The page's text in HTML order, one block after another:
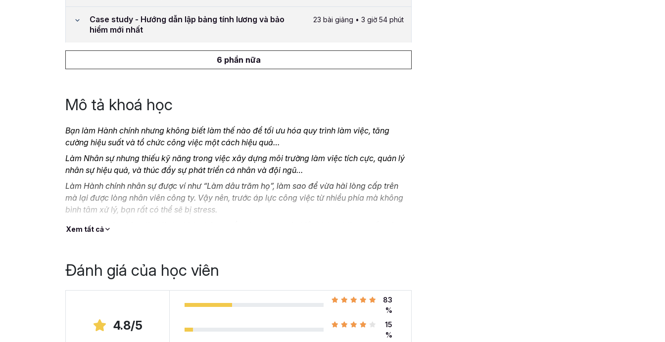
Case study - Hướng dẫn lập bảng tính lương và bảo
hiểm mới nhất
23 bài giảng • 3 giờ 54 phút
6 phần nữa
Mô tả khoá học
Bạn làm Hành chính nhưng không biết làm thế nào để tối ưu hóa quy trình làm việc, tăng
cường hiệu suất và tổ chức công việc một cách hiệu quả…
Làm Nhân sự nhưng thiếu kỹ năng trong việc xây dựng môi trường làm việc tích cực, quản lý
nhân sự hiệu quả, và thúc đẩy sự phát triển cá nhân và đội ngũ…
Làm Hành chính nhân sự được ví như “Làm dâu trăm họ”, làm sao để vừa hài lòng cấp trên
mà lại được lòng nhân viên công ty. Vậy nên, trước áp lực công việc từ nhiều phía mà không
bình tâm xử lý, bạn rất có thể sẽ bị stress.
Nếu bạn là một nhân viên Hành chính nhân sự tổng hợp chưa có nhiều kinh nghiệm, muốn nâng
Tại sao bạn nên chọn khóa học HCNSG02 tại
Khóa học giúp bạn tự học nghiệp vụ
với 24 giờ học chuyên sâu cho 176 kỹ
năng cần thiết. Lộ trình 14 chương học giúp bạn nắm vững các kỹ năng cho nghề hành chính
Xem tất cả
Đánh giá của học viên
4.8/5
83
%
15
%